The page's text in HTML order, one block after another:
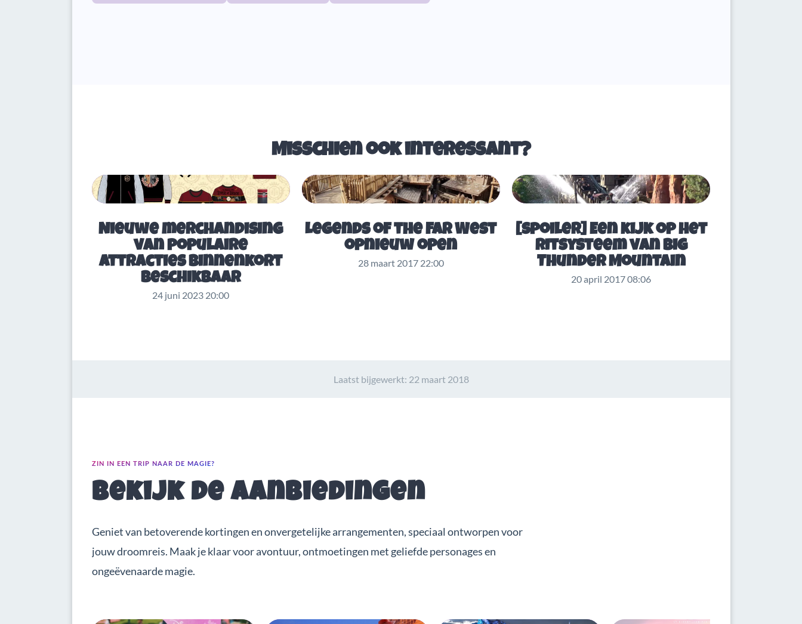
Misschien ook interessant?
Nieuwe merchandising
van populaire
attracties binnenkort
beschikbaar
24 juni 2023 20:00
Legends of the Far West
opnieuw open
28 maart 2017 22:00
[spoiler] Een kijk op het
ritsysteem van Big
Thunder Mountain
20 april 2017 08:06
Laatst bijgewerkt: 22 maart 2018
ZIN IN EEN TRIP NAAR DE MAGIE?
Bekijk de aanbiedingen
Geniet van betoverende kortingen en onvergetelijke arrangementen, speciaal ontworpen voor
jouw droomreis. Maak je klaar voor avontuur, ontmoetingen met geliefde personages en
ongeëvenaarde magie.